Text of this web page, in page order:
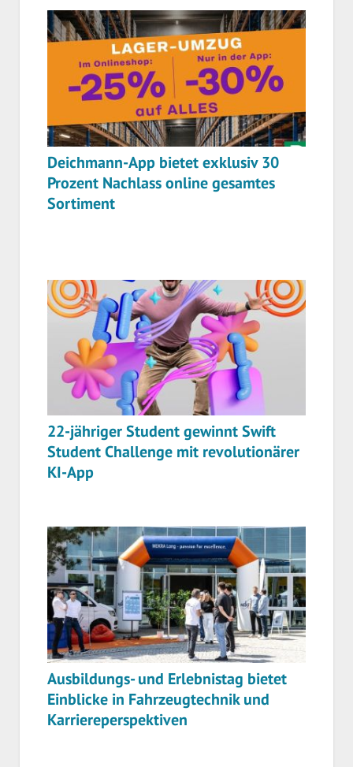
Deichmann-App bietet exklusiv 30
Prozent Nachlass online gesamtes
Sortiment
22-jähriger Student gewinnt Swift
Student Challenge mit revolutionärer
KI-App
Ausbildungs- und Erlebnistag bietet
Einblicke in Fahrzeugtechnik und
Karriereperspektiven